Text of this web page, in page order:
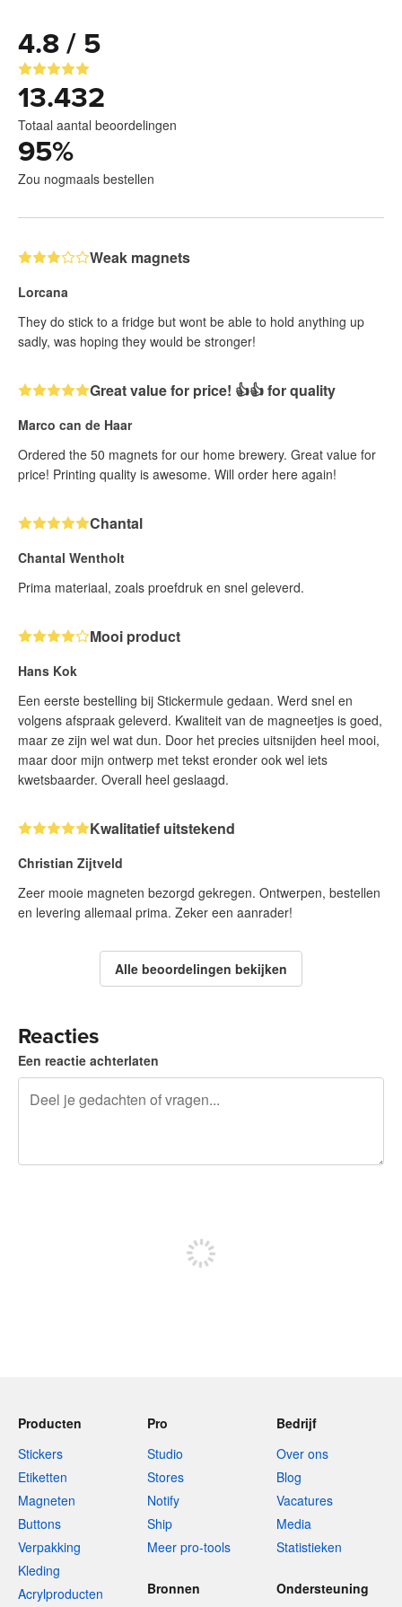
4.8 / 5
13.432
Totaal aantal beoordelingen
95%
Zou nogmaals bestellen
Weak magnets
Lorcana
They do stick to a fridge but wont be able to hold anything up
sadly, was hoping they would be stronger!
Great value for price! 👍👍 for quality
Marco can de Haar
Ordered the 50 magnets for our home brewery. Great value for
price! Printing quality is awesome. Will order here again!
Chantal
Chantal Wentholt
Prima materiaal, zoals proefdruk en snel geleverd.
Mooi product
Hans Kok
Een eerste bestelling bij Stickermule gedaan. Werd snel en
volgens afspraak geleverd. Kwaliteit van de magneetjes is goed,
maar ze zijn wel wat dun. Door het precies uitsnijden heel mooi,
maar door mijn ontwerp met tekst eronder ook wel iets
kwetsbaarder. Overall heel geslaagd.
Kwalitatief uitstekend
Christian Zijtveld
Zeer mooie magneten bezorgd gekregen. Ontwerpen, bestellen
en levering allemaal prima. Zeker een aanrader!
Alle beoordelingen bekijken
Reacties
Een reactie achterlaten
Producten
Stickers
Etiketten
Magneten
Buttons
Verpakking
Kleding
Acrylproducten
Pro
Studio
Stores
Notify
Ship
Meer pro-tools
Bedrijf
Over ons
Blog
Vacatures
Media
Statistieken
Bronnen Ondersteuning